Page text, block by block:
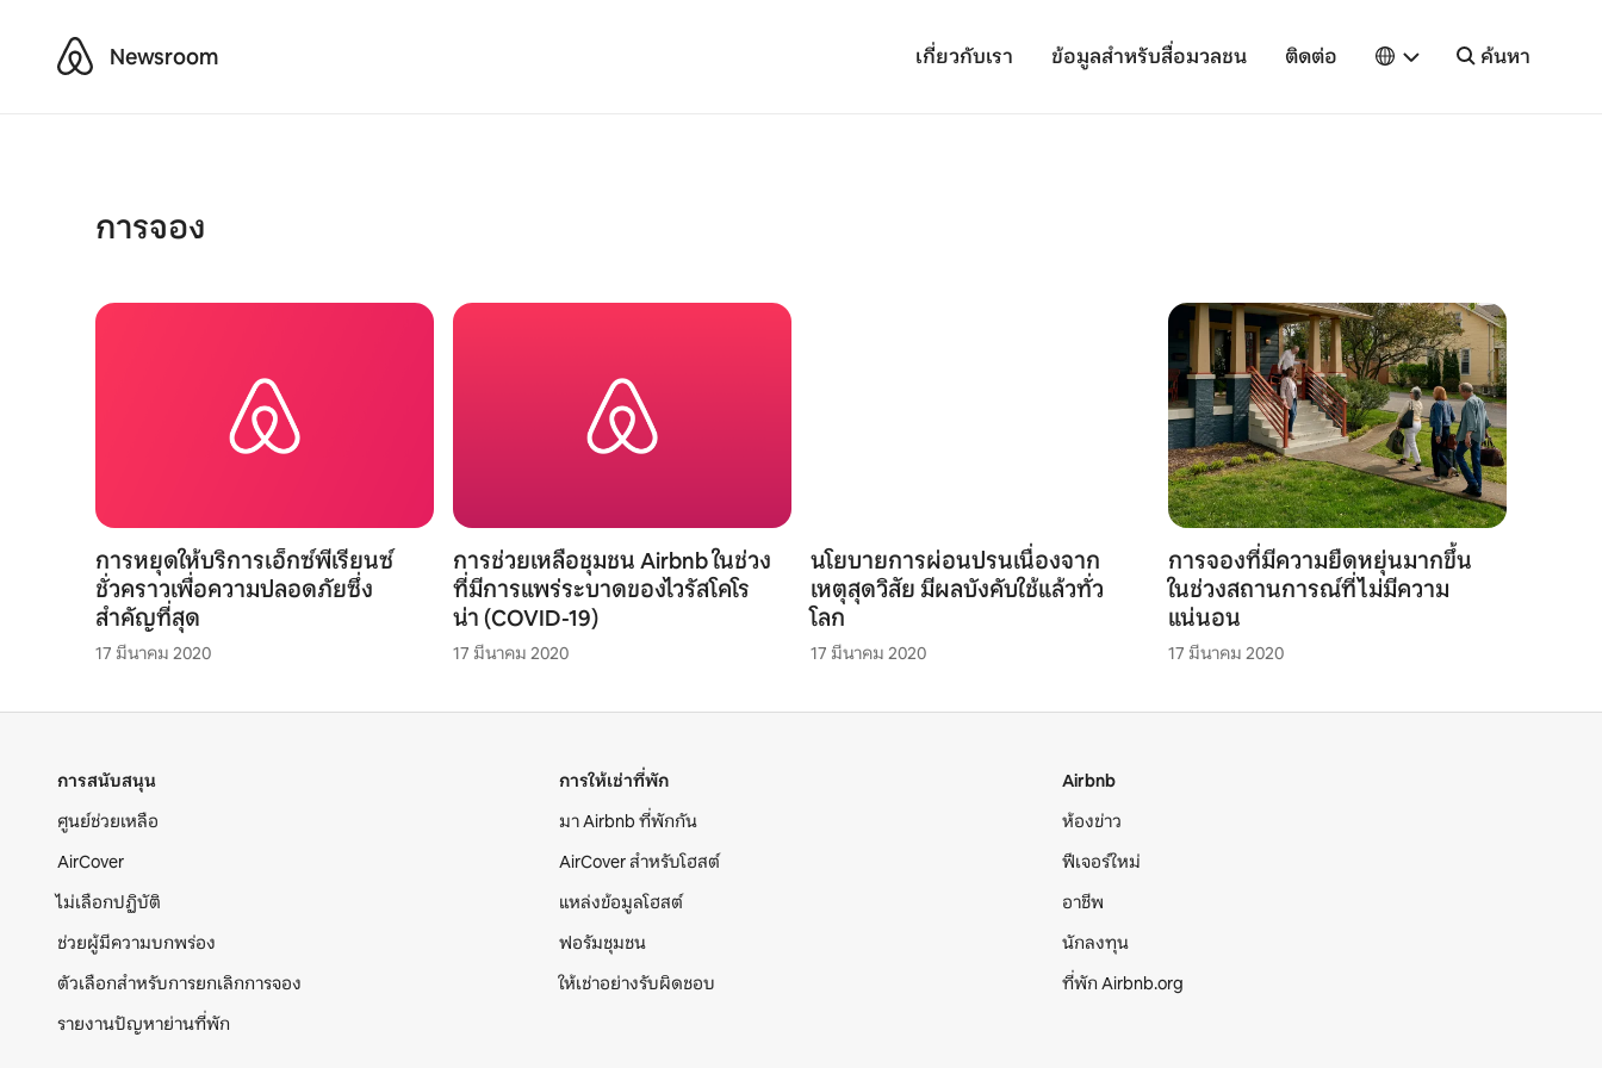
AirbnbNewsroom เกี่ยวกับเรา ข้อมูลสำหรับสื่อมวลชน ติดต่อ ค้นหา
การจอง
การหยุดให้บริการเอ็กซ์พีเรียนซ์
ชั่วคราวเพื่อความปลอดภัยซึ่ง
สำคัญที่สุด
17 มีนาคม 2020
การช่วยเหลือชุมชน Airbnb ในช่วง
ที่มีการแพร่ระบาดของไวรัสโคโร
น่า (COVID-19)
17 มีนาคม 2020
นโยบายการผ่อนปรนเนื่องจาก
เหตุสุดวิสัย มีผลบังคับใช้แล้วทั่ว
โลก
17 มีนาคม 2020
การจองที่มีความยืดหยุ่นมากขึ้น
ในช่วงสถานการณ์ที่ไม่มีความ
แน่นอน
17 มีนาคม 2020
การสนับสนุน
ศูนย์ช่วยเหลือ
AirCover
ไม่เลือกปฏิบัติ
ช่วยผู้มีความบกพร่อง
ตัวเลือกสำหรับการยกเลิกการจอง
รายงานปัญหาย่านที่พัก
การให้เช่าที่พัก
มา Airbnb ที่พักกัน
AirCover สำหรับโฮสต์
แหล่งข้อมูลโฮสต์
ฟอรัมชุมชน
ให้เช่าอย่างรับผิดชอบ
Airbnb
ห้องข่าว
ฟีเจอร์ใหม่
อาชีพ
นักลงทุน
ที่พัก Airbnb.org